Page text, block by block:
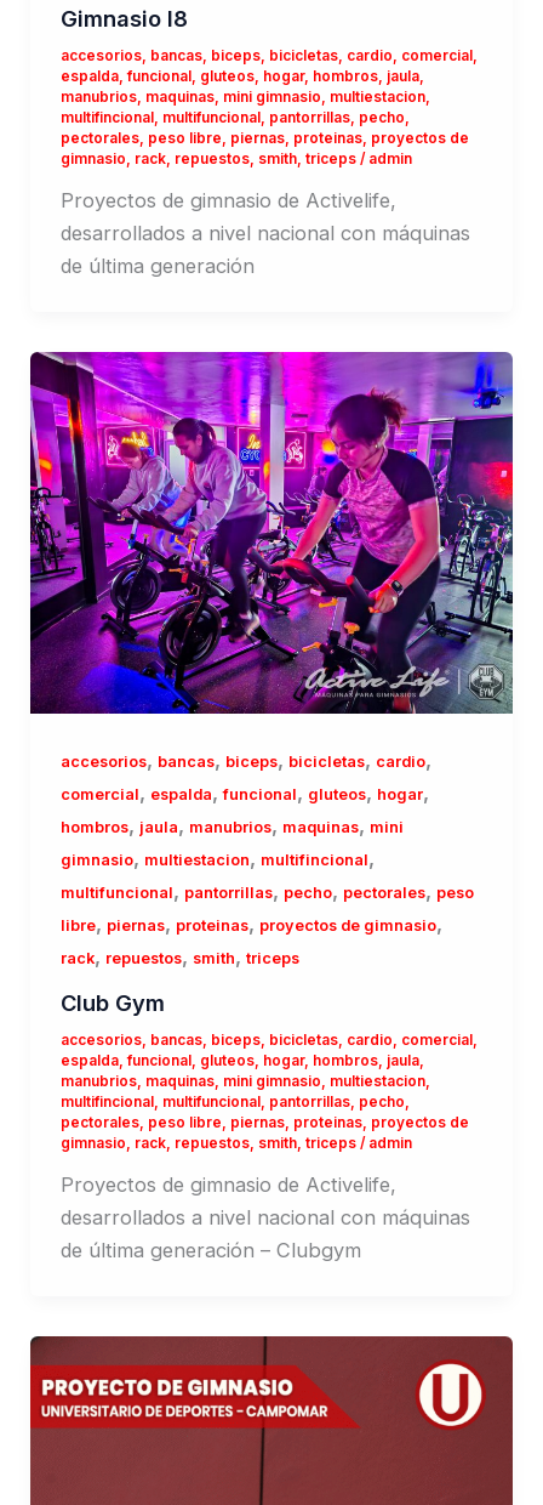
Gimnasio I8
accesorios, bancas, biceps, bicicletas, cardio, comercial,
espalda,funcional, gluteos, hogar, hombros, jaula,
manubrios, maquinas, mini gimnasio, multiestacion,
multifincional, multifuncional, pantorrillas, pecho,
pectorales, peso libre, piernas, proteinas, proyectos de
gimnasio, rack, repuestos, smith, triceps/ admin
Proyectos de gimnasio de Activelife,
desarrollados a nivel nacional con máquinas
de última generación
accesorios, bancas, biceps, bicicletas, cardio,
comercial, espalda,funcional, gluteos, hogar,
hombros, jaula, manubrios, maquinas, mini
gimnasio, multiestacion, multifincional,
multifuncional, pantorrillas, pecho, pectorales, peso
libre, piernas, proteinas, proyectos de gimnasio,
rack, repuestos, smith, triceps
Club Gym
accesorios, bancas, biceps, bicicletas, cardio, comercial,
espalda,funcional, gluteos, hogar, hombros, jaula,
manubrios, maquinas, mini gimnasio, multiestacion,
multifincional, multifuncional, pantorrillas, pecho,
pectorales, peso libre, piernas, proteinas, proyectos de
gimnasio, rack, repuestos, smith, triceps/ admin
Proyectos de gimnasio de Activelife,
desarrollados a nivel nacional con máquinas
de última generación – Clubgym